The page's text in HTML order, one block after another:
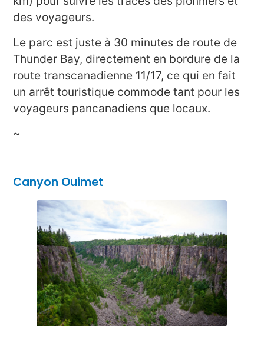
des voyageurs.
Le parc est juste à 30 minutes de route de
Thunder Bay, directement en bordure de la
route transcanadienne 11/17, ce qui en fait
un arrêt touristique commode tant pour les
voyageurs pancanadiens que locaux.
~
Canyon Ouimet